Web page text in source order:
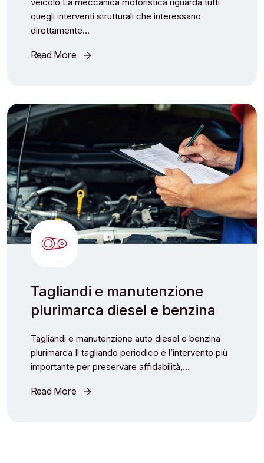
quegli interventi strutturali che interessano
direttamente…
Read More
Tagliandi e manutenzione
plurimarca diesel e benzina
Tagliandi e manutenzione auto diesel e benzina
plurimarca Il tagliando periodico è l’intervento più
importante per preservare affidabilità,…
Read More